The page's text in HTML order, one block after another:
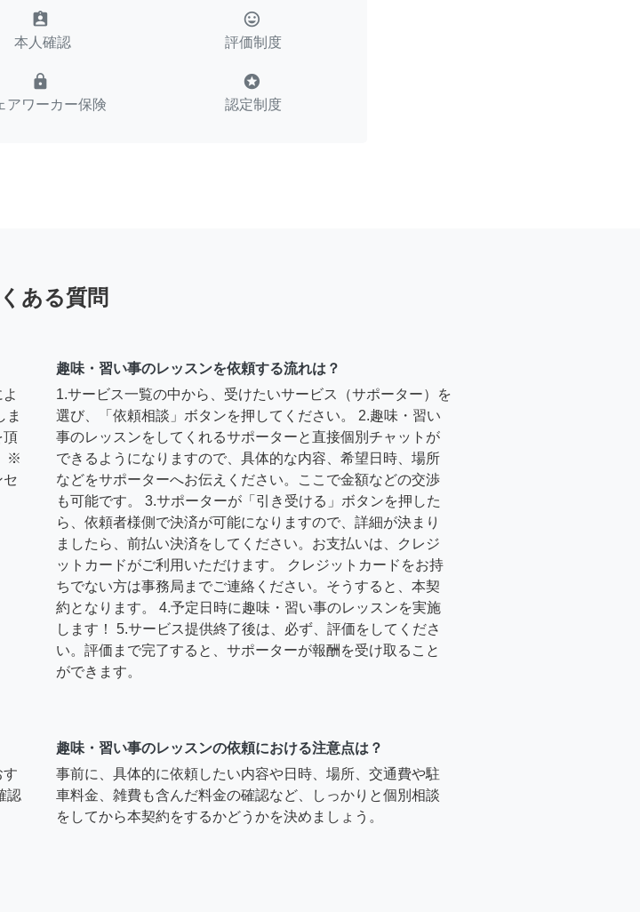
assignment_ind
本人確認
tag_faces
評価制度
lock
アワーカー保険
stars
認定制度
ある質問
ま
頂
※
セ
趣味・習い事のレッスンを依頼する流れは？
1.サービス一覧の中から、受けたいサービス（サポーター）を
選び、「依頼相談」ボタンを押してください。 2.趣味・習い
事のレッスンをしてくれるサポーターと直接個別チャットが
できるようになりますので、具体的な内容、希望日時、場所
などをサポーターへお伝えください。ここで金額などの交渉
も可能です。 3.サポーターが「引き受ける」ボタンを押した
ら、依頼者様側で決済が可能になりますので、詳細が決まり
ましたら、前払い決済をしてください。お支払いは、クレジ
ットカードがご利用いただけます。 クレジットカードをお持
ちでない方は事務局までご連絡ください。そうすると、本契
約となります。 4.予定日時に趣味・習い事のレッスンを実施
します！ 5.サービス提供終了後は、必ず、評価をしてくださ
い。評価まで完了すると、サポーターが報酬を受け取ること
ができます。
す
認
趣味・習い事のレッスンの依頼における注意点は？
事前に、具体的に依頼したい内容や日時、場所、交通費や駐
車料金、雑費も含んだ料金の確認など、しっかりと個別相談
をしてから本契約をするかどうかを決めましょう。